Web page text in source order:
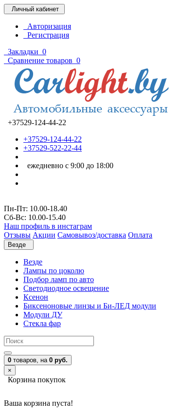
Личный кабинет
Авторизация
Регистрация
Закладки 0
Сравнение товаров 0
+37529-124-44-22
+37529-124-44-22
+37529-522-22-44
ежедневно с 9:00 до 18:00
Пн-Пт: 10.00-18.40
Cб-Вс: 10.00-15.40
Наш профиль в инстаграм
Отзывы Акции Самовывоз/доставка Оплата
Везде
Везде
Лампы по цоколю
Подбор ламп по авто
Светодиодное освещение
Ксенон
Биксеноновые линзы и Би-ЛЕД модули
Модули ДУ
Стекла фар
0 товаров, на 0 руб.
×
Корзина покупок
Ваша корзина пуста!